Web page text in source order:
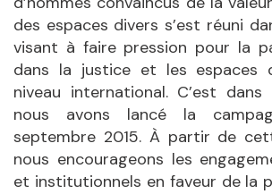
des espaces divers s’est réuni
visant à faire pression pour la
dans la justice et les espaces
niveau international. C’est
nous avons lancé la
septembre 2015. À partir de
nous encourageons les
et institutionnels en faveur de la